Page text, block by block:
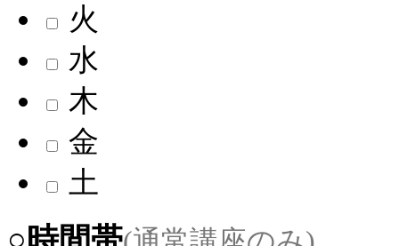
火
水
木
金
土